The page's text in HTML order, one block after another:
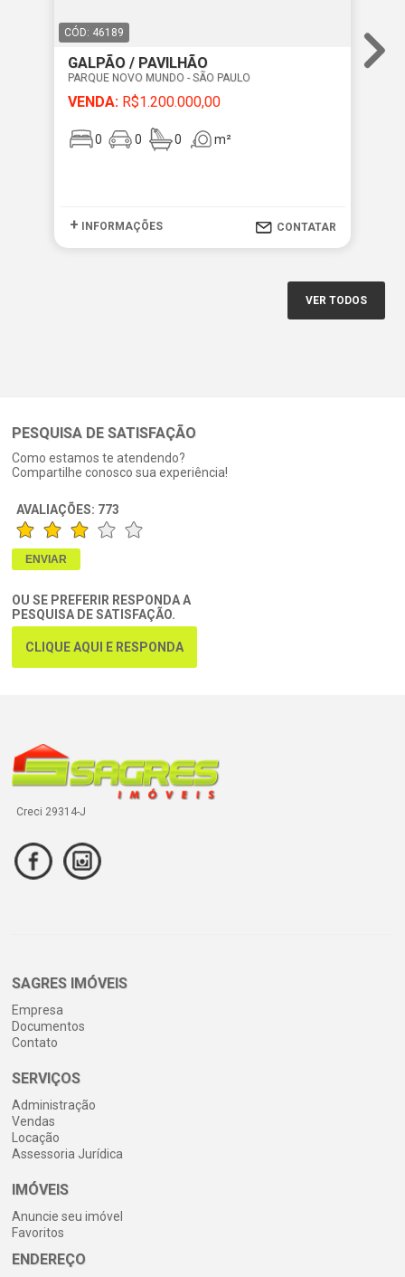
CÓD: 46189
GALPÃO / PAVILHÃO
PARQUE NOVO MUNDO - SÃO PAULO
VENDA: R$1.200.000,00
0 0 0 m²
+ INFORMAÇÕES CONTATAR
VER TODOS
PESQUISA DE SATISFAÇÃO
Como estamos te atendendo?
Compartilhe conosco sua experiência!
AVALIAÇÕES: 773
OU SE PREFERIR RESPONDA A
PESQUISA DE SATISFAÇÃO.
CLIQUE AQUI E RESPONDA
Creci 29314-J
SAGRES IMÓVEIS
Empresa
Documentos
Contato
SERVIÇOS
Administração
Vendas
Locação
Assessoria Jurídica
IMÓVEIS
Anuncie seu imóvel
Favoritos
ENDEREÇO